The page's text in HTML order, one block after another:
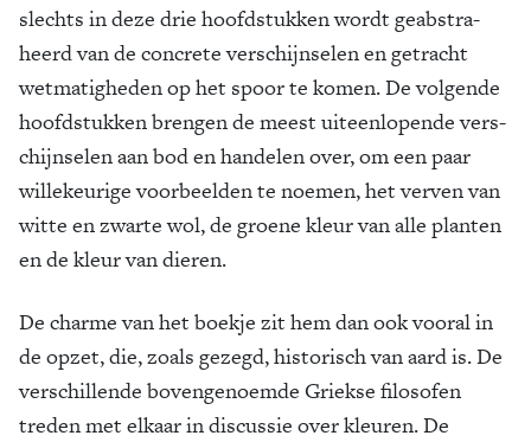
slechts in deze drie hoofdstukken wordt geabstra­
heerd van de concrete ver­schijn­selen en getracht
wetmatigheden op het spoor te komen. De volgende
hoofdstukken brengen de meest uiteenlo­pende vers­
chijnselen aan bod en handelen over, om een paar
willekeu­rige voorbeel­den te noemen, het verven van
witte en zwarte wol, de groene kleur van alle planten
en de kleur van dieren.
De charme van het boekje zit hem dan ook vooral in
de opzet, die, zoals gezegd, historisch van aard is. De
verschillende bovengenoemde Griekse filo­so­fen
treden met elkaar in dis­cussie over kleuren. De